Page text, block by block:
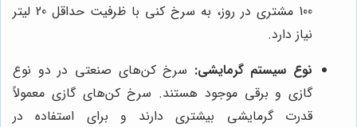
100 مشتری در روز، به سرخ کنی با ظرفیت حداقل 20 لیتر
نیاز دارد.
نوع سیستم گرمایشی: سرخ کن‌های صنعتی در دو نوع
گازی و برقی موجود هستند. سرخ کن‌های گازی معمولاً
قدرت گرمایشی بیشتری دارند و برای استفاده در